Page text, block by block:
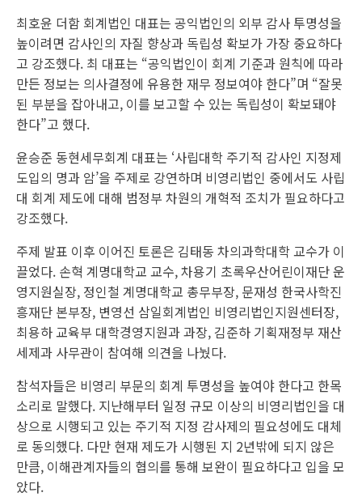
최호윤 더함 회계법인 대표는 공익법인의 외부 감사 투명성을
높이려면 감사인의 자질 향상과 독립성 확보가 가장 중요하다
고 강조했다. 최 대표는 “공익법인이 회계 기준과 원칙에 따라
만든 정보는 의사결정에 유용한 재무 정보여야 한다”며 “잘못
된 부분을 잡아내고, 이를 보고할 수 있는 독립성이 확보돼야
한다”고 했다.
윤승준 동현세무회계 대표는 ‘사립대학 주기적 감사인 지정제
도입의 명과 암’을 주제로 강연하며 비영리법인 중에서도 사립
대 회계 제도에 대해 범정부 차원의 개혁적 조치가 필요하다고
강조했다.
주제 발표 이후 이어진 토론은 김태동 차의과학대학 교수가 이
끌었다. 손혁 계명대학교 교수, 차용기 초록우산어린이재단 운
영지원실장, 정인철 계명대학교 총무부장, 문재성 한국사학진
흥재단 본부장, 변영선 삼일회계법인 비영리법인지원센터장,
최용하 교육부 대학경영지원과 과장, 김준하 기획재정부 재산
세제과 사무관이 참여해 의견을 나눴다.
참석자들은 비영리 부문의 회계 투명성을 높여야 한다고 한목
소리로 말했다. 지난해부터 일정 규모 이상의 비영리법인을 대
상으로 시행되고 있는 주기적 지정 감사제의 필요성에도 대체
로 동의했다. 다만 현재 제도가 시행된 지 2년밖에 되지 않은
만큼, 이해관계자들의 협의를 통해 보완이 필요하다고 입을 모
았다.